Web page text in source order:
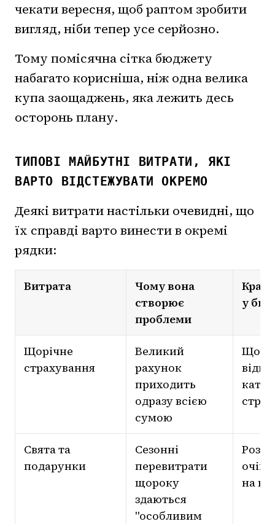
чекати вересня, щоб раптом зробити
вигляд, ніби тепер усе серйозно.
Тому помісячна сітка бюджету
набагато корисніша, ніж одна велика
купа заощаджень, яка лежить десь
осторонь плану.
ТИПОВІ МАЙБУТНІ ВИТРАТИ, ЯКІ
ВАРТО ВІДСТЕЖУВАТИ ОКРЕМО
Деякі витрати настільки очевидні, що
їх справді варто винести в окремі
рядки:
Витрата
Чому вона
створює
проблеми
у
Щорічне
страхування
Великий
рахунок
приходить
одразу всією
сумою
Свята та
подарунки
Сезонні
перевитрати
щороку
здаються
"особливим
на